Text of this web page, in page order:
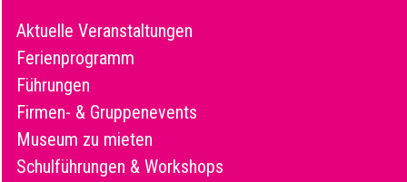
Aktuelle Veranstaltungen
Ferienprogramm
Führungen
Firmen- & Gruppenevents
Museum zu mieten
Schulführungen & Workshops